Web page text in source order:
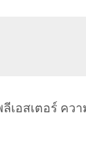
เอสเตอร์ ค